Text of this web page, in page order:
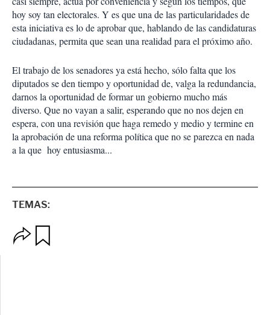
hoy soy tan electorales. Y es que una de las particularidades de
esta iniciativa es lo de aprobar que, hablando de las candidaturas
ciudadanas, permita que sean una realidad para el próximo año.
El trabajo de los senadores ya está hecho, sólo falta que los
diputados se den tiempo y oportunidad de, valga la redundancia,
darnos la oportunidad de formar un gobierno mucho más
diverso. Que no vayan a salir, esperando que no nos dejen en
espera, con una revisión que haga remedo y medio y termine en
la aprobación de una reforma política que no se parezca en nada
a la que hoy entusiasma...
TEMAS:
p